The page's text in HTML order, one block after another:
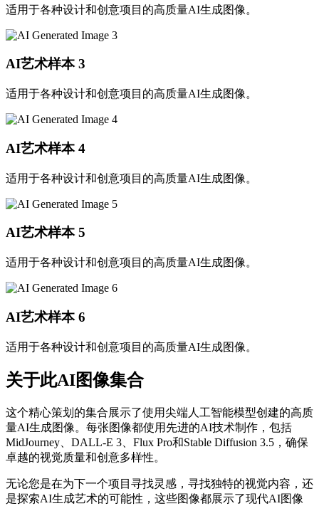
适用于各种设计和创意项目的高质量AI生成图像。
AI艺术样本 3
适用于各种设计和创意项目的高质量AI生成图像。
AI艺术样本 4
适用于各种设计和创意项目的高质量AI生成图像。
AI艺术样本 5
适用于各种设计和创意项目的高质量AI生成图像。
AI艺术样本 6
适用于各种设计和创意项目的高质量AI生成图像。
关于此AI图像集合
这个精心策划的集合展示了使用尖端人工智能模型创建的高质
量AI生成图像。每张图像都使用先进的AI技术制作，包括
MidJourney、DALL-E 3、Flux Pro和Stable Diffusion 3.5，确保
卓越的视觉质量和创意多样性。
无论您是在为下一个项目寻找灵感，寻找独特的视觉内容，还
是探索AI生成艺术的可能性，这些图像都展示了现代AI图像